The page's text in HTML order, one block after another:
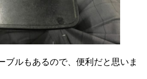
ブルもあるので、便利だと思いま